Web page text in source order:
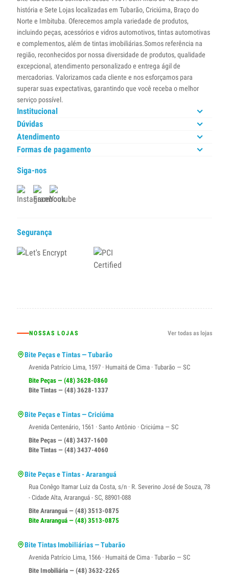
história e Sete Lojas localizadas em Tubarão, Criciúma, Braço do
Norte e Imbituba. Oferecemos ampla variedade de produtos,
incluindo peças, acessórios e vidros automotivos, tintas automotivas
e complementos, além de tintas imobiliárias.Somos referência na
região, reconhecidos por nossa diversidade de produtos, qualidade
excepcional, atendimento personalizado e entrega ágil de
mercadorias. Valorizamos cada cliente e nos esforçamos para
superar suas expectativas, garantindo que você receba o melhor
serviço possível.
Institucional
Dúvidas
Atendimento
Formas de pagamento
Siga-nos
Segurança
NOSSAS LOJAS Ver todas as lojas
Bite Peças e Tintas — Tubarão
Avenida Patrício Lima, 1597 · Humaitá de Cima · Tubarão — SC
Bite Peças — (48) 3628-0860
Bite Tintas — (48) 3628-1337
Bite Peças e Tintas — Criciúma
Avenida Centenário, 1561 · Santo Antônio · Criciúma — SC
Bite Peças — (48) 3437-1600
Bite Tintas — (48) 3437-4060
Bite Peças e Tintas - Araranguá
Rua Conêgo Itamar Luiz da Costa, s/n · R. Severino José de Souza, 78
- Cidade Alta, Araranguá - SC, 88901-088
Bite Araranguá — (48) 3513-0875
Bite Araranguá — (48) 3513-0875
Bite Tintas Imobiliárias — Tubarão
Avenida Patrício Lima, 1566 · Humaitá de Cima · Tubarão — SC
Bite Imobiliária — (48) 3632-2265